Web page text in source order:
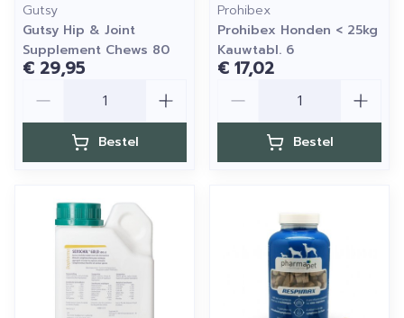
Gutsy
Gutsy Hip & Joint
Supplement Chews 80
€ 29,95
Bestel
Prohibex
Prohibex Honden < 25kg
Kauwtabl. 6
€ 17,02
Bestel